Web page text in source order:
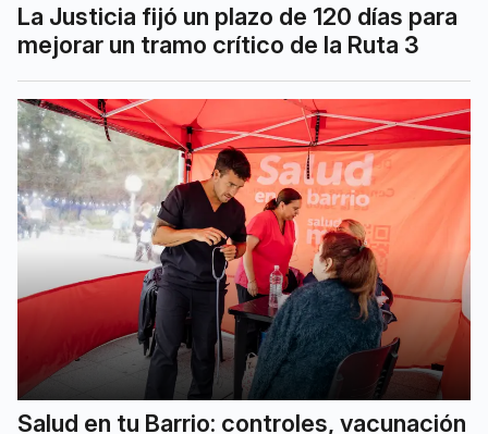
La Justicia fijó un plazo de 120 días para
mejorar un tramo crítico de la Ruta 3
Salud en tu Barrio: controles, vacunación